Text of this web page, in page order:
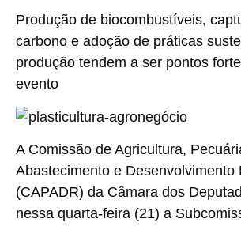
Produção de biocombustíveis,
carbono e adoção de práticas
produção tendem a ser pontos
evento
A Comissão de Agricultura,
Abastecimento e Desenvolvimento
(CAPADR) da Câmara dos
nessa quarta-feira (21) a